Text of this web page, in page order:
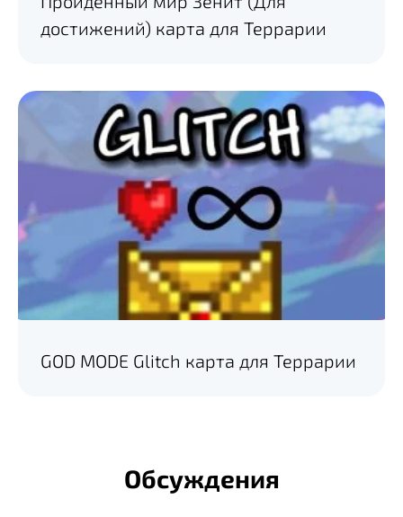
достижений) карта для Террарии
GOD MODE Glitch карта для Террарии
Обсуждения